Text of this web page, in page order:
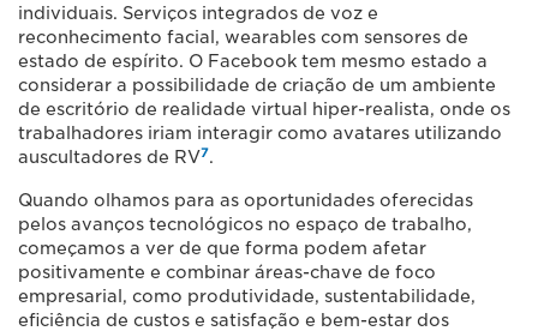
individuais. Serviços integrados de voz e
reconhecimento facial, wearables com sensores de
estado de espírito. O Facebook tem mesmo estado a
considerar a possibilidade de criação de um ambiente
de escritório de realidade virtual hiper-realista, onde os
trabalhadores iriam interagir como avatares utilizando
auscultadores de RV7.
Quando olhamos para as oportunidades oferecidas
pelos avanços tecnológicos no espaço de trabalho,
começamos a ver de que forma podem afetar
positivamente e combinar áreas-chave de foco
empresarial, como produtividade, sustentabilidade,
eficiência de custos e satisfação e bem-estar dos